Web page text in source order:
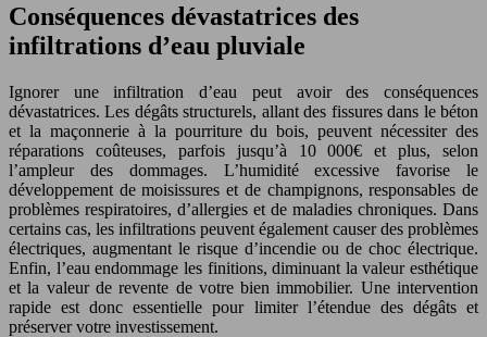
Conséquences dévastatrices des
infiltrations d’eau pluviale
Ignorer une infiltration d’eau peut avoir des conséquences
dévastatrices. Les dégâts structurels, allant des fissures dans le béton
et la maçonnerie à la pourriture du bois, peuvent nécessiter des
réparations coûteuses, parfois jusqu’à 10 000€ et plus, selon
l’ampleur des dommages. L’humidité excessive favorise le
développement de moisissures et de champignons, responsables de
problèmes respiratoires, d’allergies et de maladies chroniques. Dans
certains cas, les infiltrations peuvent également causer des problèmes
électriques, augmentant le risque d’incendie ou de choc électrique.
Enfin, l’eau endommage les finitions, diminuant la valeur esthétique
et la valeur de revente de votre bien immobilier. Une intervention
rapide est donc essentielle pour limiter l’étendue des dégâts et
préserver votre investissement.